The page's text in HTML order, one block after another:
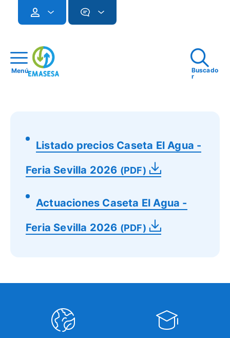
Menú
Buscado
r
Listado precios Caseta El Agua -
Feria Sevilla 2026 (PDF)
Actuaciones Caseta El Agua -
Feria Sevilla 2026 (PDF)